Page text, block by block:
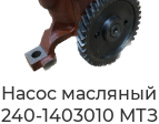
Насос масляный
240-1403010 МТЗ